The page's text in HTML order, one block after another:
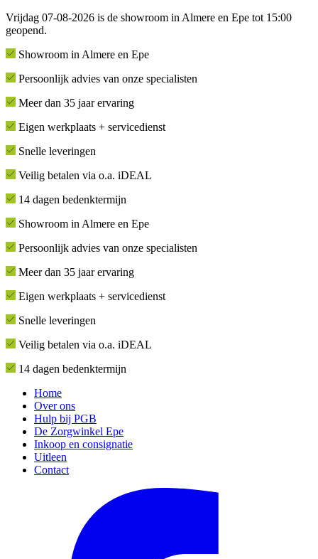
Vrijdag 07-08-2026 is de showroom in Almere en Epe tot 15:00
geopend.
Showroom in Almere en Epe
Persoonlijk advies van onze specialisten
Meer dan 35 jaar ervaring
Eigen werkplaats + servicedienst
Snelle leveringen
Veilig betalen via o.a. iDEAL
14 dagen bedenktermijn
Showroom in Almere en Epe
Persoonlijk advies van onze specialisten
Meer dan 35 jaar ervaring
Eigen werkplaats + servicedienst
Snelle leveringen
Veilig betalen via o.a. iDEAL
14 dagen bedenktermijn
Home
Over ons
Hulp bij PGB
De Zorgwinkel Epe
Inkoop en consignatie
Uitleen
Contact